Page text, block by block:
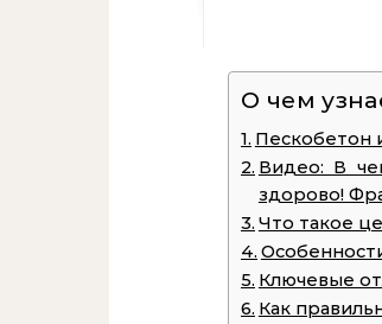
О чем
Пескобетон
Видео: В
здорово!
Что такое
Ключевые
Как